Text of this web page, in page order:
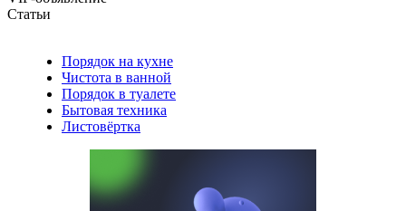
Статьи
Порядок на кухне
Чистота в ванной
Порядок в туалете
Бытовая техника
Листовёртка